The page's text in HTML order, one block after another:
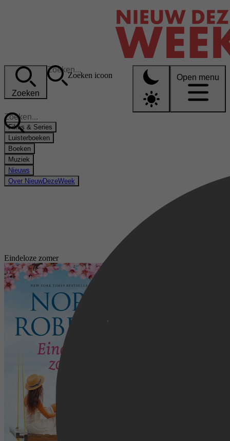
Zoeken
Zoeken icoon Open menu
Films & Series
Luisterboeken
Boeken
Muziek
Nieuws
Over NieuwDezeWeek
Eindeloze zomer